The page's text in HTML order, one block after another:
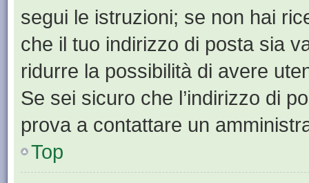
segui le istruzioni; se non hai
che il tuo indirizzo di posta sia
ridurre la possibilità di avere
Se sei sicuro che l’indirizzo di
prova a contattare un
Top